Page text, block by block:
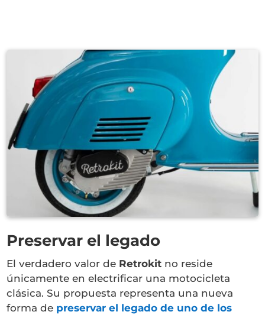
Preservar el legado
El verdadero valor de Retrokit no reside
únicamente en electrificar una motocicleta
clásica. Su propuesta representa una nueva
forma de preservar el legado de uno de los